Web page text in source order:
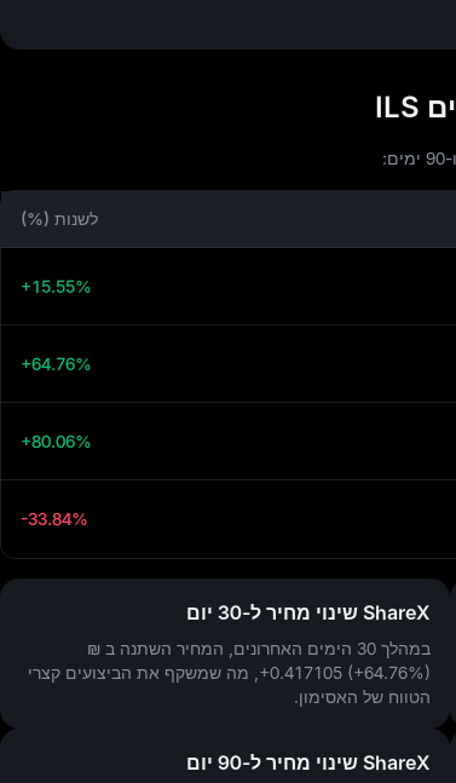
לשנות (%)
+15.55%
+64.76%
+80.06%
-33.84%
ShareX שינוי מחיר ל-30 יום
במהלך 30 הימים האחרונים, המחיר השתנה ב
₪
+0.417105 (+64.76%) , מה שמשקף את הביצועים קצרי
הטווח של האסימון.
ShareX שינוי מחיר ל-90 יום